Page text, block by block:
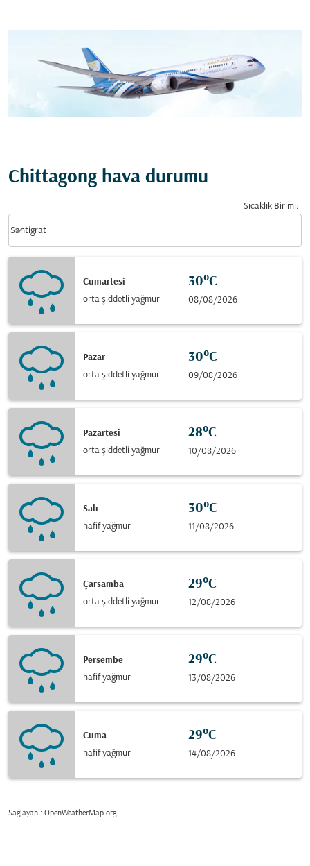
Chittagong hava durumu
Sıcaklık Birimi:
Santigrat
keyboard_arrow_down
Cumartesi
orta şiddetli yağmur
30°C
08/08/2026
Pazar
orta şiddetli yağmur
30°C
09/08/2026
Pazartesi
orta şiddetli yağmur
28°C
10/08/2026
Salı
hafif yağmur
30°C
11/08/2026
Çarsamba
orta şiddetli yağmur
29°C
12/08/2026
Persembe
hafif yağmur
29°C
13/08/2026
Cuma
hafif yağmur
29°C
14/08/2026
Sağlayan:: OpenWeatherMap.org